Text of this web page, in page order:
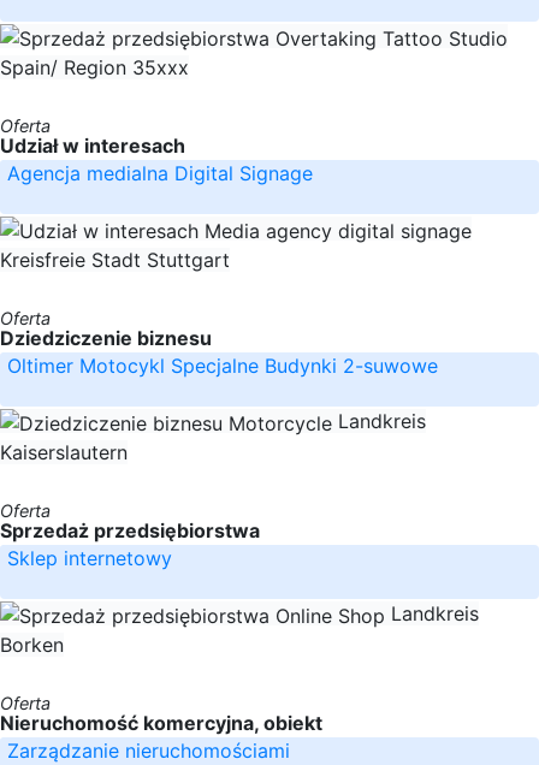
Spain/ Region 35xxx
Oferta
Udział w interesach
Agencja medialna Digital Signage
Kreisfreie Stadt Stuttgart
Oferta
Dziedziczenie biznesu
Oltimer Motocykl Specjalne Budynki 2-suwowe
Landkreis
Kaiserslautern
Oferta
Sprzedaż przedsiębiorstwa
Sklep internetowy
Landkreis
Borken
Oferta
Nieruchomość komercyjna, obiekt
Zarządzanie nieruchomościami